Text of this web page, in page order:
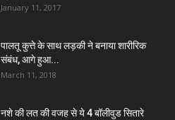
January 11, 2017
पालतू कुत्ते के साथ लड़की ने बनाया शारीरिक
संबंध, आगे हुआ...
March 11, 2018
नशे की लत की वजह से ये 4 बॉलीवुड सितारे